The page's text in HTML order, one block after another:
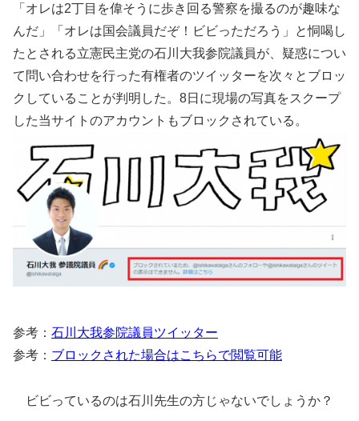
「オレは2丁目を偉そうに歩き回る警察を撮るのが趣味な
んだ」「オレは国会議員だぞ！ビビっただろう」と恫喝し
たとされる立憲民主党の石川大我参院議員が、疑惑につい
て問い合わせを行った有権者のツイッターを次々とブロッ
クしていることが判明した。8日に現場の写真をスクープ
した当サイトのアカウントもブロックされている。
参考： 石川大我参院議員ツイッター
参考： ブロックされた場合はこちらで閲覧可能
ビビっているのは石川先生の方じゃないでしょうか？